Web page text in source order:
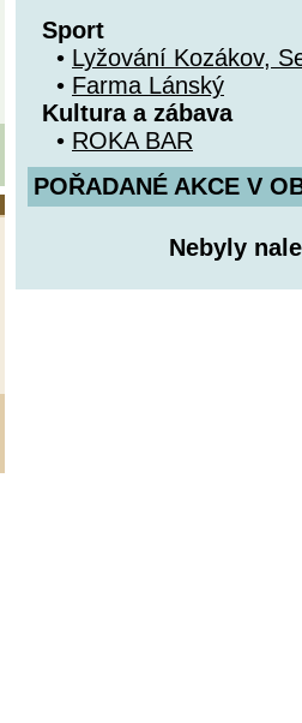
Sport
• Lyžování Kozákov,
• Farma Lánský
Kultura a zábava
• ROKA BAR
POŘADANÉ AKCE V
Nebyly